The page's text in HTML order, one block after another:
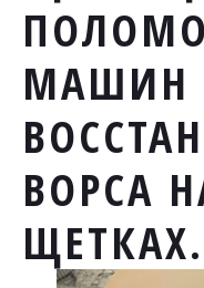
МАШИН
ВОРСА
ЩЕТКАХ.